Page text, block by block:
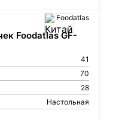
Foodatlas
Foodatlas GF-
41
70
28
Настольная